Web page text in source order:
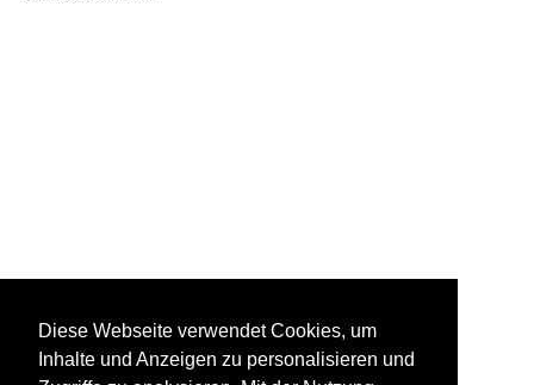
Diese Webseite verwendet Cookies, um
Inhalte und Anzeigen zu personalisieren und